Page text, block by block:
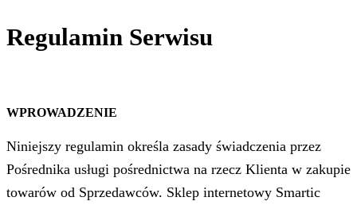
Regulamin Serwisu
WPROWADZENIE
Niniejszy regulamin określa zasady świadczenia przez
Pośrednika usługi pośrednictwa na rzecz Klienta w zakupie
towarów od Sprzedawców. Sklep internetowy Smartic